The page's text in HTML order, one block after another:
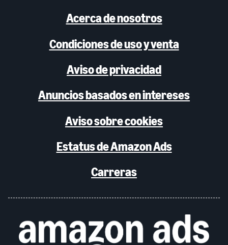
Acerca de nosotros
Condiciones de uso y venta
Aviso de privacidad
Anuncios basados en intereses
Aviso sobre cookies
Estatus de Amazon Ads
Carreras